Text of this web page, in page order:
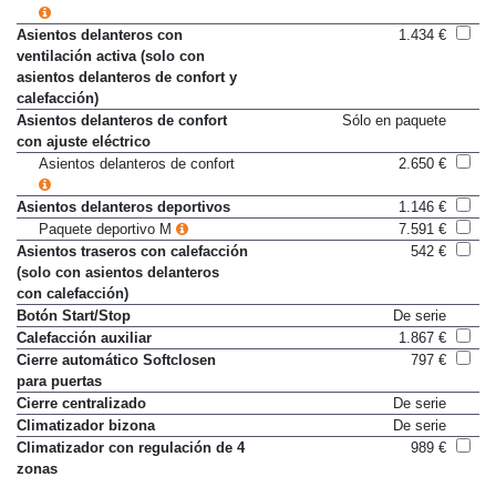
Asientos delanteros de confort
Asientos delanteros con
ventilación activa (solo con
asientos delanteros de confort y
calefacción)
Asientos delanteros de confort
con ajuste eléctrico
Asientos delanteros de confort
Asientos delanteros deportivos
1.146 €
Paquete deportivo M
7.591 €
Asientos traseros con calefacción
(solo con asientos delanteros
con calefacción)
Botón Start/Stop
De serie
Calefacción auxiliar
1.867 €
Cierre automático Softclosen
para puertas
Cierre centralizado
De serie
Climatizador bizona
De serie
Climatizador con regulación de 4